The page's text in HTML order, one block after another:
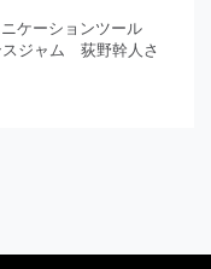
ケーションツール
スジャム 荻野幹人さ